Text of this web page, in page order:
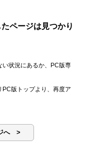
ページは見つかり
い状況にあるか、PC版専
版トップより、再度ア
へ >